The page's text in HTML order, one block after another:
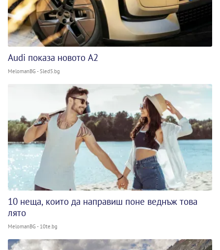
Audi показа новото A2
MelomanBG - Sled5.bg
10 неща, които да направиш поне веднъж това
лято
MelomanBG - 10te.bg